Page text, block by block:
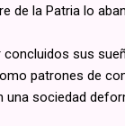
de la Patria lo
sus
patrones de
sociedad